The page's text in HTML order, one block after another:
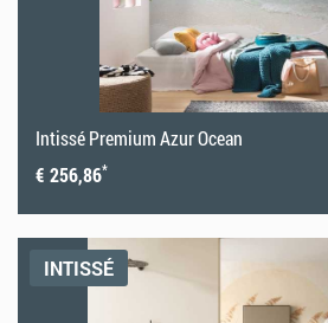
Intissé Premium Azur Ocean
€ 256,86*
INTISSÉ